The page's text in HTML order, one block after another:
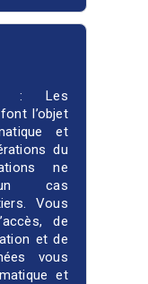
: Les
l’objet
et
du
ne
cas
Vous
de
et de
vous
et